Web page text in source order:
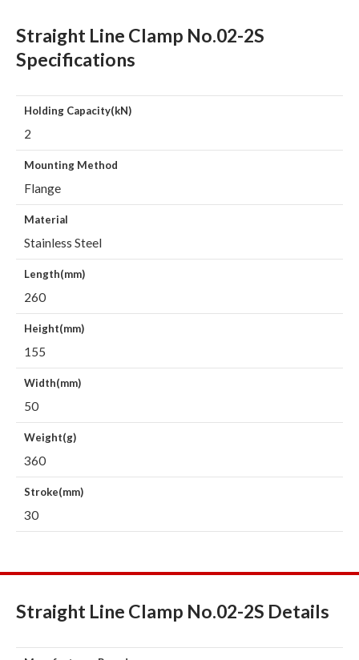
Straight Line Clamp No.02-2S
Specifications
Holding Capacity(kN)
2
Mounting Method
Flange
Material
Stainless Steel
Length(mm)
260
Height(mm)
155
Width(mm)
50
Weight(g)
360
Stroke(mm)
30
Straight Line Clamp No.02-2S Details